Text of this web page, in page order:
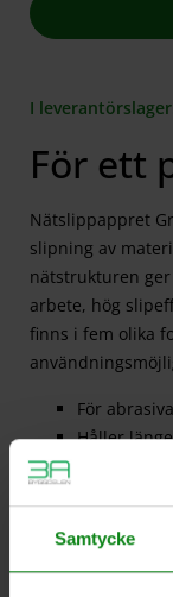
Samtycke
I
För ett
Nätslippappret
slipning av
nätstrukturen
arbete, hög
finns i fem olika
För
Håller länge
dammiga